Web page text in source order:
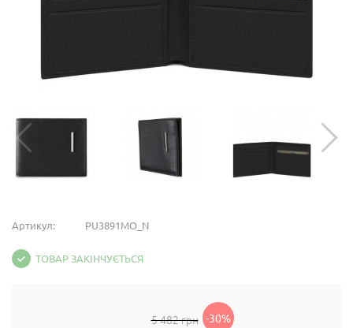
Артикул: PU3891MO_N
ТОВАР ЗАКІНЧУЄТЬСЯ
5 482 грн -30%